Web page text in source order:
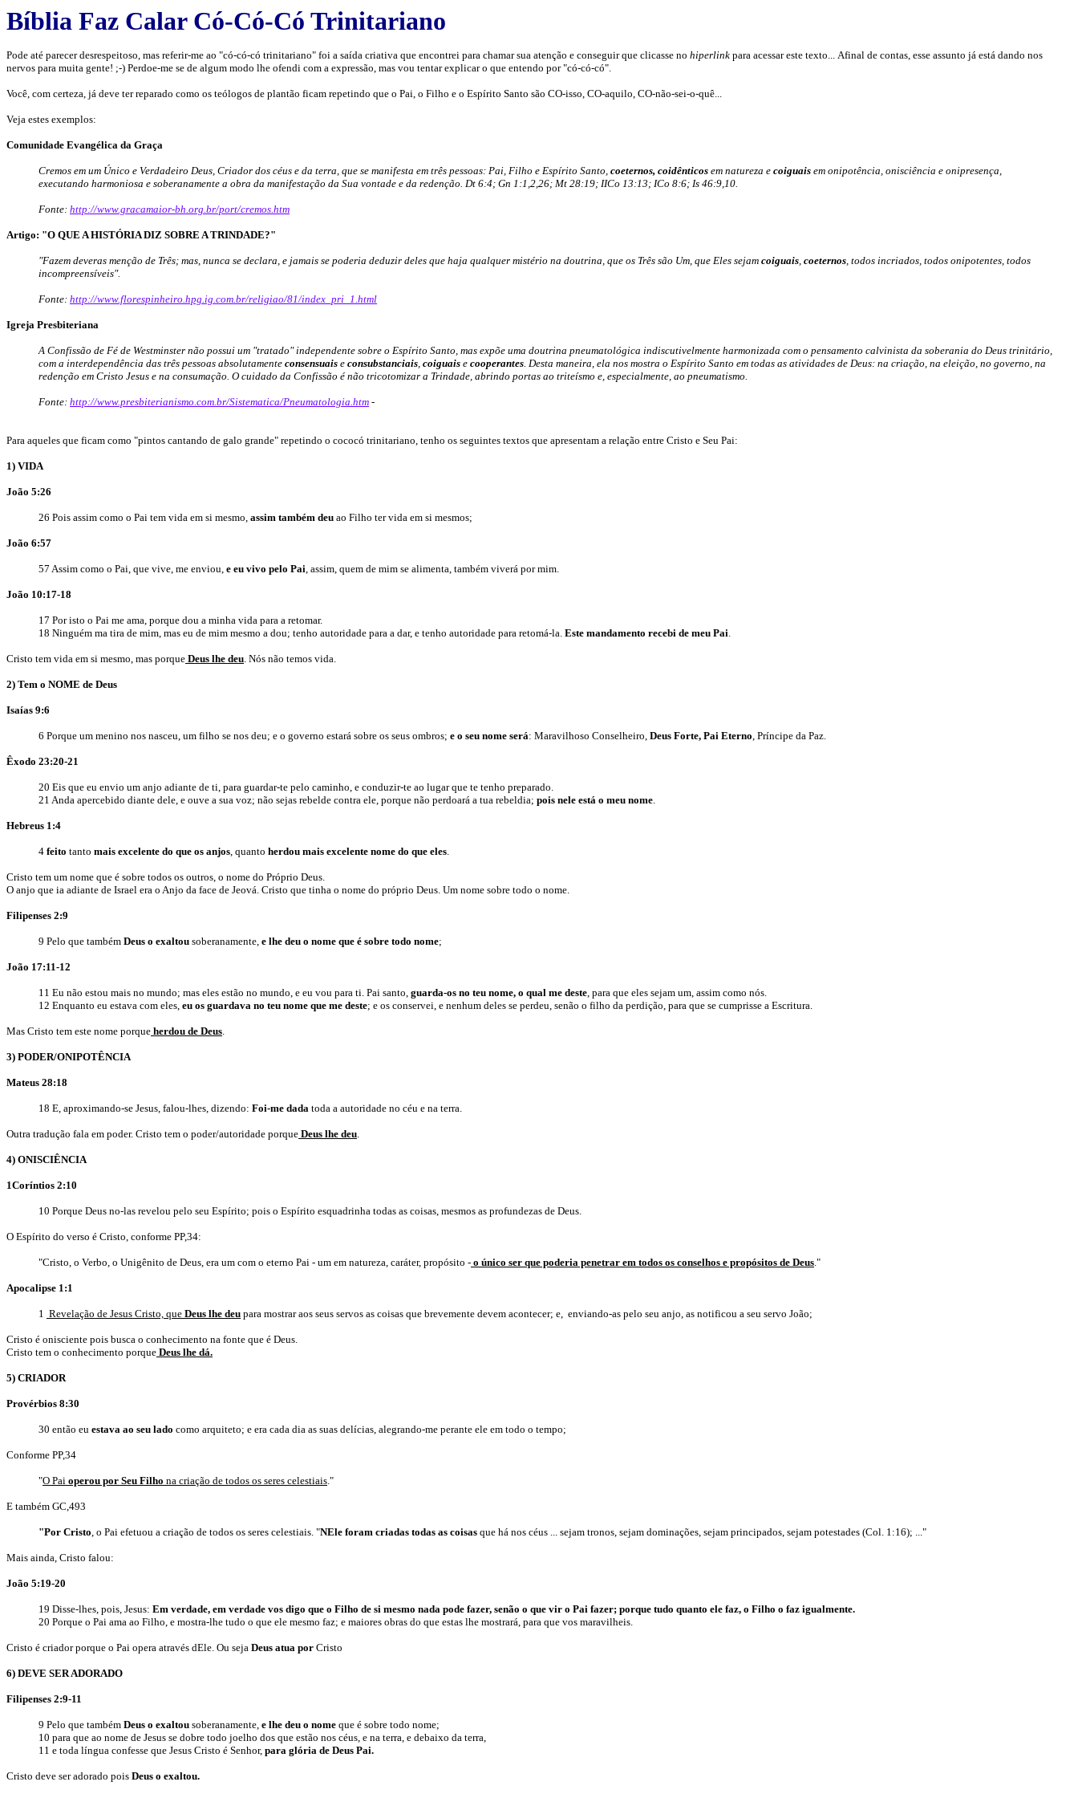
Bíblia Faz Calar Có-Có-Có Trinitariano
Pode até parecer desrespeitoso, mas referir-me ao "có-có-có trinitariano" foi a saída criativa que encontrei para chamar sua atenção e conseguir que clicasse no hiperlink para acessar este texto... Afinal de contas, esse assunto já está dando nos
nervos para muita gente! ;-) Perdoe-me se de algum modo lhe ofendi com a expressão, mas vou tentar explicar o que entendo por "có-có-có".
Você, com certeza, já deve ter reparado como os teólogos de plantão ficam repetindo que o Pai, o Filho e o Espírito Santo são CO-isso, CO-aquilo, CO-não-sei-o-quê...
Veja estes exemplos:
Comunidade Evangélica da Graça
Cremos em um Único e Verdadeiro Deus, Criador dos céus e da terra, que se manifesta em três pessoas: Pai, Filho e Espírito Santo, coeternos, coidênticos em natureza e coiguais em onipotência, onisciência e onipresença,
executando harmoniosa e soberanamente a obra da manifestação da Sua vontade e da redenção. Dt 6:4; Gn 1:1,2,26; Mt 28:19; IICo 13:13; ICo 8:6; Is 46:9,10.
Fonte: http://www.gracamaior-bh.org.br/port/cremos.htm
Artigo: "O QUE A HISTÓRIA DIZ SOBRE A TRINDADE?"
"Fazem deveras menção de Três; mas, nunca se declara, e jamais se poderia deduzir deles que haja qualquer mistério na doutrina, que os Três são Um, que Eles sejam coiguais, coeternos, todos incriados, todos onipotentes, todos
incompreensíveis".
Fonte: http://www.florespinheiro.hpg.ig.com.br/religiao/81/index_pri_1.html
Igreja Presbiteriana
A Confissão de Fé de Westminster não possui um "tratado" independente sobre o Espírito Santo, mas expõe uma doutrina pneumatológica indiscutivelmente harmonizada com o pensamento calvinista da soberania do Deus trinitário,
com a interdependência das três pessoas absolutamente consensuais e consubstanciais, coiguais e cooperantes. Desta maneira, ela nos mostra o Espírito Santo em todas as atividades de Deus: na criação, na eleição, no governo, na
redenção em Cristo Jesus e na consumação. O cuidado da Confissão é não tricotomizar a Trindade, abrindo portas ao triteísmo e, especialmente, ao pneumatismo.
Fonte: http://www.presbiterianismo.com.br/Sistematica/Pneumatologia.htm -
Para aqueles que ficam como "pintos cantando de galo grande" repetindo o cococó trinitariano, tenho os seguintes textos que apresentam a relação entre Cristo e Seu Pai:
1) VIDA
João 5:26
26 Pois assim como o Pai tem vida em si mesmo, assim também deu ao Filho ter vida em si mesmos;
João 6:57
57 Assim como o Pai, que vive, me enviou, e eu vivo pelo Pai, assim, quem de mim se alimenta, também viverá por mim.
João 10:17-18
17 Por isto o Pai me ama, porque dou a minha vida para a retomar.
18 Ninguém ma tira de mim, mas eu de mim mesmo a dou; tenho autoridade para a dar, e tenho autoridade para retomá-la. Este mandamento recebi de meu Pai.
Cristo tem vida em si mesmo, mas porque Deus lhe deu. Nós não temos vida.
2) Tem o NOME de Deus
Isaías 9:6
6 Porque um menino nos nasceu, um filho se nos deu; e o governo estará sobre os seus ombros; e o seu nome será: Maravilhoso Conselheiro, Deus Forte, Pai Eterno, Príncipe da Paz.
Êxodo 23:20-21
20 Eis que eu envio um anjo adiante de ti, para guardar-te pelo caminho, e conduzir-te ao lugar que te tenho preparado.
21 Anda apercebido diante dele, e ouve a sua voz; não sejas rebelde contra ele, porque não perdoará a tua rebeldia; pois nele está o meu nome.
Hebreus 1:4
4 feito tanto mais excelente do que os anjos, quanto herdou mais excelente nome do que eles.
Cristo tem um nome que é sobre todos os outros, o nome do Próprio Deus.
O anjo que ia adiante de Israel era o Anjo da face de Jeová. Cristo que tinha o nome do próprio Deus. Um nome sobre todo o nome.
Filipenses 2:9
9 Pelo que também Deus o exaltou soberanamente, e lhe deu o nome que é sobre todo nome;
João 17:11-12
11 Eu não estou mais no mundo; mas eles estão no mundo, e eu vou para ti. Pai santo, guarda-os no teu nome, o qual me deste, para que eles sejam um, assim como nós.
12 Enquanto eu estava com eles, eu os guardava no teu nome que me deste; e os conservei, e nenhum deles se perdeu, senão o filho da perdição, para que se cumprisse a Escritura.
Mas Cristo tem este nome porque herdou de Deus.
3) PODER/ONIPOTÊNCIA
Mateus 28:18
18 E, aproximando-se Jesus, falou-lhes, dizendo: Foi-me dada toda a autoridade no céu e na terra.
Outra tradução fala em poder. Cristo tem o poder/autoridade porque Deus lhe deu.
4) ONISCIÊNCIA
1Coríntios 2:10
10 Porque Deus no-las revelou pelo seu Espírito; pois o Espírito esquadrinha todas as coisas, mesmos as profundezas de Deus.
O Espírito do verso é Cristo, conforme PP,34:
"Cristo, o Verbo, o Unigênito de Deus, era um com o eterno Pai - um em natureza, caráter, propósito - o único ser que poderia penetrar em todos os conselhos e propósitos de Deus."
Apocalipse 1:1
1 Revelação de Jesus Cristo, que Deus lhe deu para mostrar aos seus servos as coisas que brevemente devem acontecer; e, enviando-as pelo seu anjo, as notificou a seu servo João;
Cristo é onisciente pois busca o conhecimento na fonte que é Deus.
Cristo tem o conhecimento porque Deus lhe dá.
5) CRIADOR
Provérbios 8:30
30 então eu estava ao seu lado como arquiteto; e era cada dia as suas delícias, alegrando-me perante ele em todo o tempo;
Conforme PP,34
"O Pai operou por Seu Filho na criação de todos os seres celestiais."
E também GC,493
"Por Cristo, o Pai efetuou a criação de todos os seres celestiais. "NEle foram criadas todas as coisas que há nos céus ... sejam tronos, sejam dominações, sejam principados, sejam potestades (Col. 1:16); ..."
Mais ainda, Cristo falou:
João 5:19-20
19 Disse-lhes, pois, Jesus: Em verdade, em verdade vos digo que o Filho de si mesmo nada pode fazer, senão o que vir o Pai fazer; porque tudo quanto ele faz, o Filho o faz igualmente.
20 Porque o Pai ama ao Filho, e mostra-lhe tudo o que ele mesmo faz; e maiores obras do que estas lhe mostrará, para que vos maravilheis.
Cristo é criador porque o Pai opera através dEle. Ou seja Deus atua por Cristo
6) DEVE SER ADORADO
Filipenses 2:9-11
9 Pelo que também Deus o exaltou soberanamente, e lhe deu o nome que é sobre todo nome;
10 para que ao nome de Jesus se dobre todo joelho dos que estão nos céus, e na terra, e debaixo da terra,
11 e toda língua confesse que Jesus Cristo é Senhor, para glória de Deus Pai.
Cristo deve ser adorado pois Deus o exaltou.